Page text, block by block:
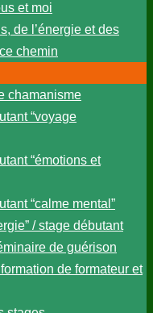
et moi
de l’énergie et des
chemin
chamanisme
“voyage
“émotions et
“calme mental”
/ stage débutant
de guérison
de formateur et